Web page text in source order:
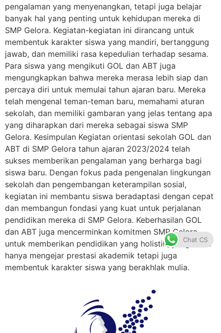
pengalaman yang menyenangkan, tetapi juga belajar
banyak hal yang penting untuk kehidupan mereka di
SMP Gelora. Kegiatan-kegiatan ini dirancang untuk
membentuk karakter siswa yang mandiri, bertanggung
jawab, dan memiliki rasa kepedulian terhadap sesama.
Para siswa yang mengikuti GOL dan ABT juga
mengungkapkan bahwa mereka merasa lebih siap dan
percaya diri untuk memulai tahun ajaran baru. Mereka
telah mengenal teman-teman baru, memahami aturan
sekolah, dan memiliki gambaran yang jelas tentang apa
yang diharapkan dari mereka sebagai siswa SMP
Gelora. Kesimpulan Kegiatan orientasi sekolah GOL dan
ABT di SMP Gelora tahun ajaran 2023/2024 telah
sukses memberikan pengalaman yang berharga bagi
siswa baru. Dengan fokus pada pengenalan lingkungan
sekolah dan pengembangan keterampilan sosial,
kegiatan ini membantu siswa beradaptasi dengan cepat
dan membangun fondasi yang kuat untuk perjalanan
pendidikan mereka di SMP Gelora. Keberhasilan GOL
dan ABT juga mencerminkan komitmen SMP Gelora
untuk memberikan pendidikan yang holistik, yang tidak
hanya mengejar prestasi akademik tetapi juga
membentuk karakter siswa yang berakhlak mulia.
Chat CS